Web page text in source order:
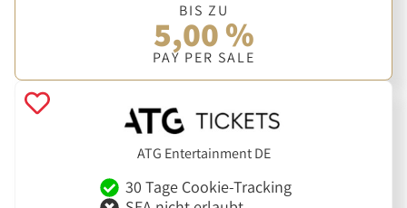
BIS ZU
5,00 %
PAY PER SALE
ATG Entertainment DE
30 Tage Cookie-Tracking